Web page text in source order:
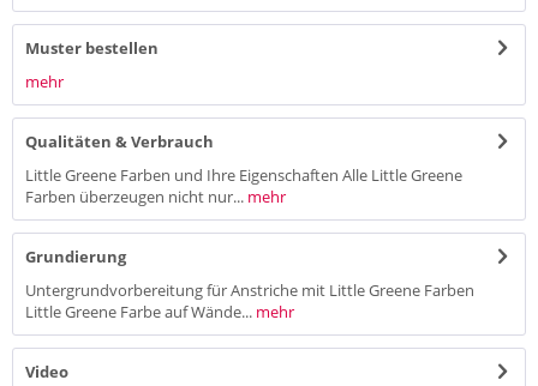
Muster bestellen
mehr
Qualitäten & Verbrauch
Little Greene Farben und Ihre Eigenschaften Alle Little Greene
Farben überzeugen nicht nur... mehr
Grundierung
Untergrundvorbereitung für Anstriche mit Little Greene Farben
Little Greene Farbe auf Wände... mehr
Video